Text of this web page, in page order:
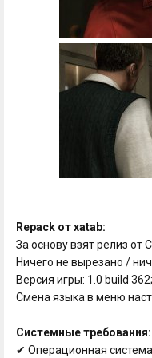
Repack от xatab:
За основу взят релиз от
Ничего не вырезано /
Версия игры: 1.0 build 362;
Смена языка в меню
Системные требования:
✔ Операционная